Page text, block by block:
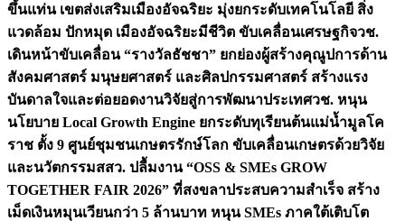
ขึ้นแท่น เขตส่งเสริมเมืองอัจฉริยะ มุ่งยกระดับเทคโนโลยี สิ่ง
แวดล้อม ปักหมุด เมืองอัจฉริยะมีชีวิต ขับเคลื่อนเศรษฐกิจวช.
เดินหน้าขับเคลื่อน “รางวัลธัชชา” ยกย่องผู้สร้างคุณูปการด้าน
สังคมศาสตร์ มนุษยศาสตร์ และศิลปกรรมศาสตร์ สร้างแรง
บันดาลใจและต่อยอดงานวิจัยสู่การพัฒนาประเทศวช. หนุน
นโยบาย Local Growth Engine ยกระดับทุเรียนต้นแม่น้ำมูลโค
ราช ตั้ง 9 ศูนย์ชุมชนเกษตรรักษ์โลก ขับเคลื่อนเกษตรด้วยวิจัย
และนวัตกรรมสสว. ปลื้มงาน “OSS & SMEs GROW
TOGETHER FAIR 2026” ที่สงขลาประสบความสำเร็จ สร้าง
เม็ดเงินหมุนเวียนกว่า 5 ล้านบาท หนุน SMEs ภาคใต้เติบโต